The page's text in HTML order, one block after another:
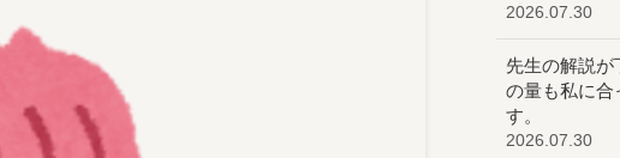
2026.07.30
先生の解説が
の量も私に合
す。
2026.07.30